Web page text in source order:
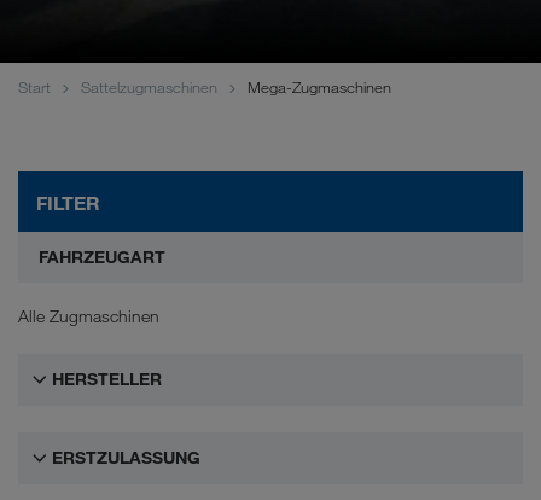
WALTER LEASING GmbH
Start Sattelzugmaschinen Mega-Zugmaschinen
FILTER
FAHRZEUGART
Alle Zugmaschinen
HERSTELLER
ERSTZULASSUNG